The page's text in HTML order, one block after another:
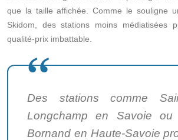
que la taille affichée. Comme le souligne
Skidom, des stations moins médiatisées
qualité-prix imbattable.
Des stations comme
Longchamp en Savoie
Bornand en Haute-Savoie